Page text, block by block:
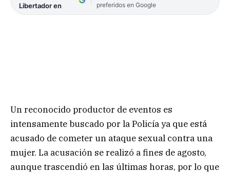
Libertador en
preferidos en Google
Un reconocido productor de eventos es
intensamente buscado por la Policía ya que está
acusado de cometer un ataque sexual contra una
mujer. La acusación se realizó a fines de agosto,
aunque trascendió en las últimas horas, por lo que